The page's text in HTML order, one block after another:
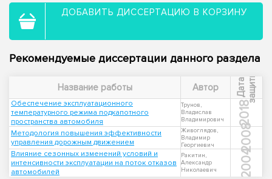
ДОБАВИТЬ ДИССЕРТАЦИЮ В КОРЗИНУ
Рекомендуемые диссертации данного раздела
Название работы Автор Д
а
т
а
з
а
щ
и
т ы
Обеспечение эксплуатационного
температурного режима подкапотного
пространства автомобиля
Трунов,
Владислав
Владимирович
2018
Методология повышения эффективности
управления дорожным движением
Живоглядов,
Владимир
Георгиевич
2008
Влияние сезонных изменений условий и
интенсивности эксплуатации на поток отказов
автомобилей
Ракитин,
Александр
Николаевич
2004